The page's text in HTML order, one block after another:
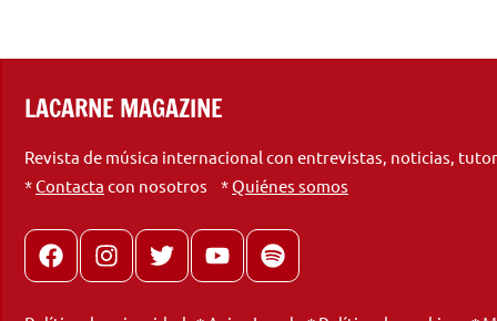
LACARNE MAGAZINE
Revista de música internacional con entrevistas, noticias,
*Contacta con nosotros *Quiénes somos
FacebookInstagram
X youtubespotify